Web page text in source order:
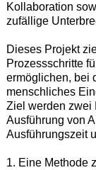
Kollaboration
zufällige
Dieses Projekt
Prozessschritte
ermöglichen, bei
menschliches
Ziel werden zwei
Ausführung von
Ausführungszeit
1. Eine Methode